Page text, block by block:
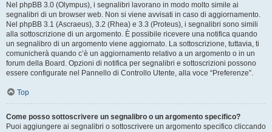
Nel phpBB 3.0 (Olympus), i segnalibri lavorano in modo molto simile ai
segnalibri di un browser web. Non si viene avvisati in caso di aggiornamento.
Nel phpBB 3.1 (Ascraeus), 3.2 (Rhea) e 3.3 (Proteus), i segnalibri sono simili
alla sottoscrizione di un argomento. È possibile ricevere una notifica quando
un segnalibro di un argomento viene aggiornato. La sottoscrizione, tuttavia, ti
comunicherà quando c’è un aggiornamento relativo a un argomento o in un
forum della Board. Opzioni di notifica per segnalibri e sottoscrizioni possono
essere configurate nel Pannello di Controllo Utente, alla voce “Preferenze”.
Top
Come posso sottoscrivere un segnalibro o un argomento specifico?
Puoi aggiungere ai segnalibri o sottoscrivere un argomento specifico cliccando